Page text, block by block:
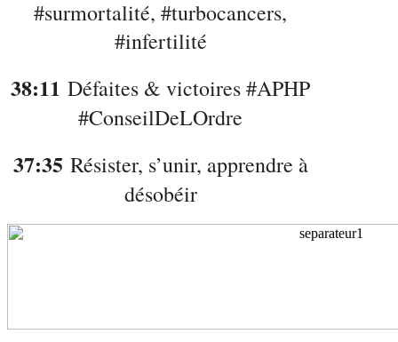
#surmortalité, #turbocancers,
#infertilité
38:11 Défaites & victoires #APHP
#ConseilDeLOrdre
37:35 Résister, s’unir, apprendre à
désobéir